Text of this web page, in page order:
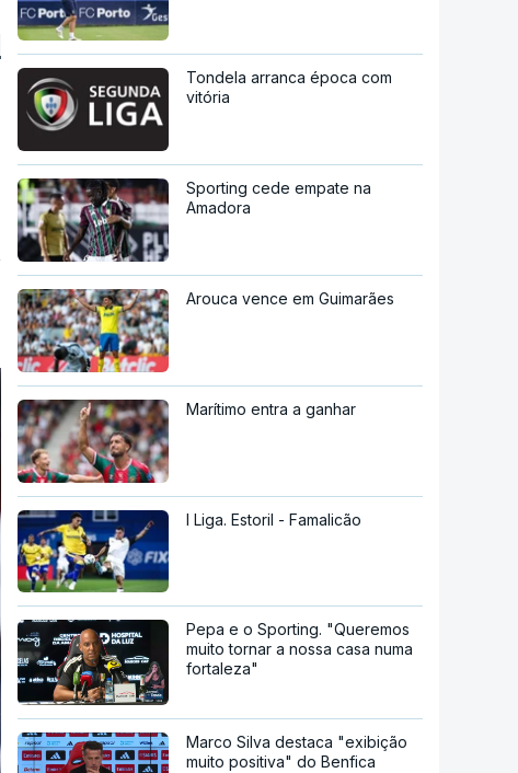
Tondela arranca época com
vitória
Sporting cede empate na
Amadora
Arouca vence em Guimarães
Marítimo entra a ganhar
I Liga. Estoril - Famalicão
Pepa e o Sporting. "Queremos
muito tornar a nossa casa numa
fortaleza"
Marco Silva destaca "exibição
muito positiva" do Benfica